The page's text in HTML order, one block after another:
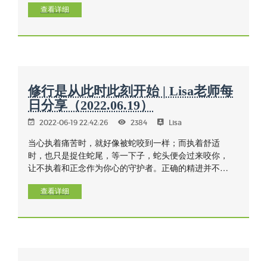
查看详细
修行是从此时此刻开始 | Lisa老师每
日分享（2022.06.19）
2022-06-19 22:42:26 2384 Lisa
当心执着痛苦时，就好像被蛇咬到一样；而执着舒适
时，也只是捉住蛇尾，等一下子，蛇头便会过来咬你，
让不执着和正念作为你心的守护者。正确的精进并不是
进，一种克服懒惰和烦恼的精进，一种让我们一天中的
我们的修行。
查看详细